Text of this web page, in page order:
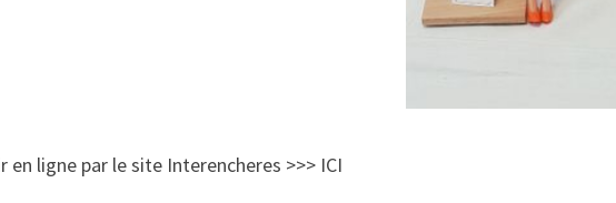
en ligne par le site Interencheres >>> ICI